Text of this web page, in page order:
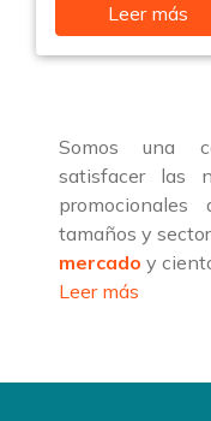
Leer más
Somos una
satisfacer las
tamaños y
mercado y
Leer más